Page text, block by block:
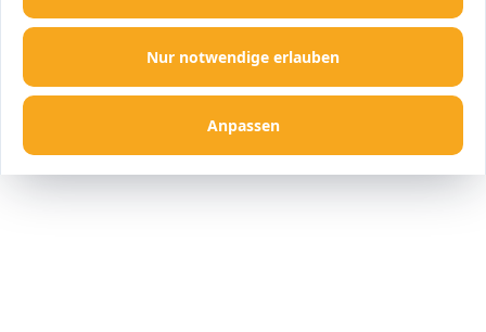
Nur notwendige erlauben
Anpassen